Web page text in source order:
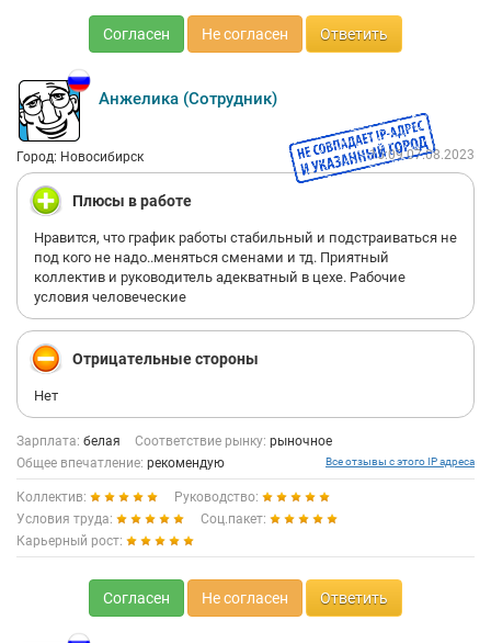
Согласен Не согласен Ответить
Анжелика (Сотрудник)
Город: Новосибирск 15:09 07.08.2023
Плюсы в работе
Нравится, что график работы стабильный и подстраиваться не
под кого не надо..меняться сменами и тд. Приятный
коллектив и руководитель адекватный в цехе. Рабочие
условия человеческие
Отрицательные стороны
Нет
Зарплата: белая Соответствие рынку: рыночное
Общее впечатление: рекомендую Все отзывы с этого IP адреса
Коллектив:
Руководство:
Условия труда:
Соц.пакет:
Карьерный рост:
Согласен Не согласен Ответить